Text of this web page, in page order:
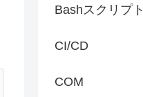
Bashスクリプト
CI/CD
COM